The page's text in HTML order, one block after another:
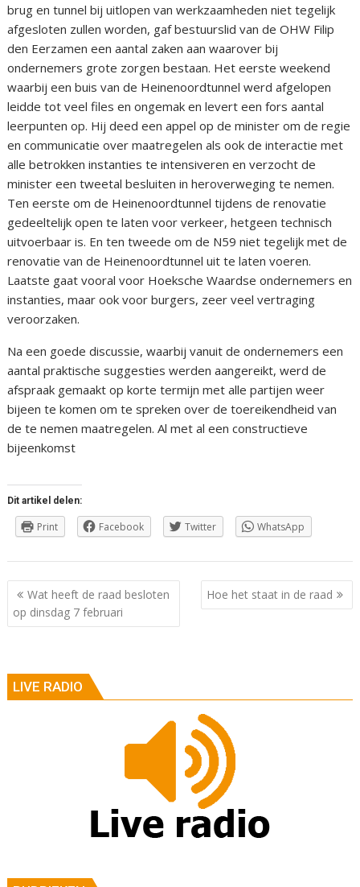
brug en tunnel bij uitlopen van werkzaamheden niet tegelijk
afgesloten zullen worden, gaf bestuurslid van de OHW Filip
den Eerzamen een aantal zaken aan waarover bij
ondernemers grote zorgen bestaan. Het eerste weekend
waarbij een buis van de Heinenoordtunnel werd afgelopen
leidde tot veel files en ongemak en levert een fors aantal
leerpunten op. Hij deed een appel op de minister om de regie
en communicatie over maatregelen als ook de interactie met
alle betrokken instanties te intensiveren en verzocht de
minister een tweetal besluiten in heroverweging te nemen.
Ten eerste om de Heinenoordtunnel tijdens de renovatie
gedeeltelijk open te laten voor verkeer, hetgeen technisch
uitvoerbaar is. En ten tweede om de N59 niet tegelijk met de
renovatie van de Heinenoordtunnel uit te laten voeren.
Laatste gaat vooral voor Hoeksche Waardse ondernemers en
instanties, maar ook voor burgers, zeer veel vertraging
veroorzaken.
Na een goede discussie, waarbij vanuit de ondernemers een
aantal praktische suggesties werden aangereikt, werd de
afspraak gemaakt op korte termijn met alle partijen weer
bijeen te komen om te spreken over de toereikendheid van
de te nemen maatregelen. Al met al een constructieve
bijeenkomst
Dit artikel delen:
Print Facebook Twitter WhatsApp
Berichtnavigatie
Wat heeft de raad besloten
op dinsdag 7 februari
Hoe het staat in de raad
LIVE RADIO